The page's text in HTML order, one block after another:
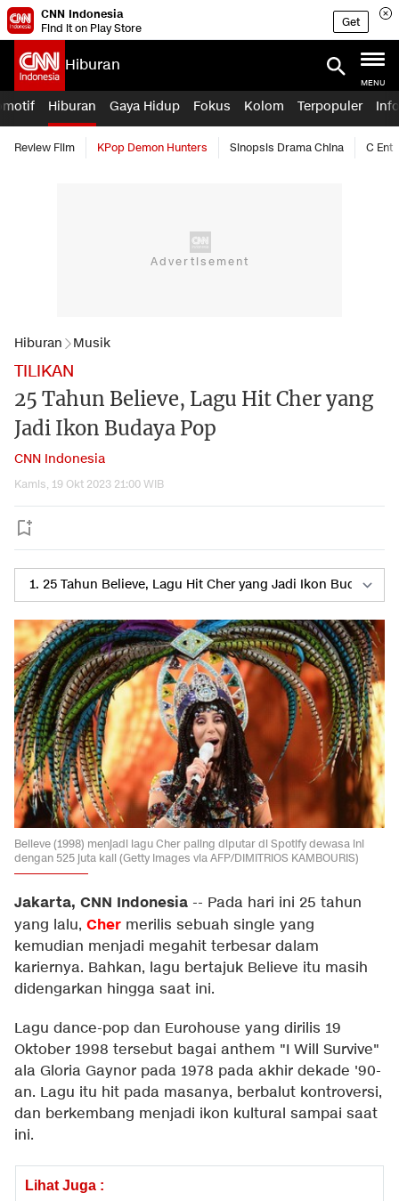
CNN Indonesia
Find it on Play Store
Get
Hiburan
MENU
Hiburan Gaya Hidup Fokus Kolom Terpopuler
Review Film KPop Demon Hunters Sinopsis Drama China C Ent
Hiburan Musik
TILIKAN
25 Tahun Believe, Lagu Hit Cher yang
Jadi Ikon Budaya Pop
CNN Indonesia
Kamis, 19 Okt 2023 21:00 WIB
Believe (1998) menjadi lagu Cher paling diputar di Spotify dewasa ini
dengan 525 juta kali (Getty Images via AFP/DIMITRIOS KAMBOURIS)
Jakarta, CNN Indonesia -- Pada hari ini 25 tahun
yang lalu, Cher merilis sebuah single yang
kemudian menjadi megahit terbesar dalam
kariernya. Bahkan, lagu bertajuk Believe itu masih
didengarkan hingga saat ini.
Lagu dance-pop dan Eurohouse yang dirilis 19
Oktober 1998 tersebut bagai anthem "I Will Survive"
ala Gloria Gaynor pada 1978 pada akhir dekade '90-
an. Lagu itu hit pada masanya, berbalut kontroversi,
dan berkembang menjadi ikon kultural sampai saat
ini.
Lihat Juga :